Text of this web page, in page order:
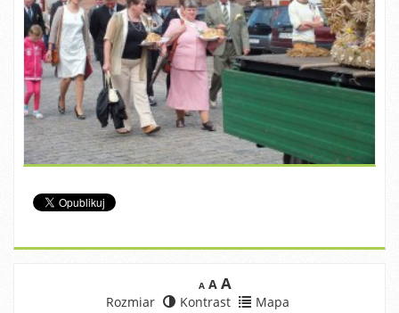
A A A
Rozmiar Kontrast Mapa